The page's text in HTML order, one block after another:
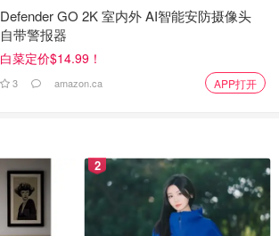
Defender GO 2K 室内外 AI智能安防摄像头
自带警报器
白菜定价$14.99！
3 amazon.ca APP打开
2